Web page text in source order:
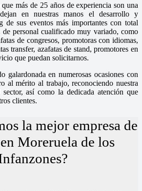
más de 25 años de experiencia son una
en nuestras manos el desarrollo y
de sus eventos más importantes con total
de personal cualificado muy variado, como
de congresos, promotoras con idiomas,
transfer, azafatas de stand, promotores en
que puedan solicitarnos.
galardonada en numerosas ocasiones con
al mérito al trabajo, reconociendo nuestra
así como la dedicada atención que
clientes.
la mejor empresa de
Moreruela de los